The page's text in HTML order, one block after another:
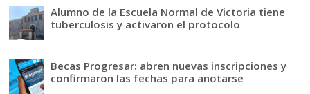
Alumno de la Escuela Normal de Victoria tiene
tuberculosis y activaron el protocolo
Becas Progresar: abren nuevas inscripciones y
confirmaron las fechas para anotarse